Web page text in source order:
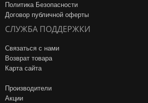
Политика Безопасности
Договор публичной оферты
СЛУЖБА ПОДДЕРЖКИ
Связаться с нами
Возврат товара
Карта сайта
Производители
Акции